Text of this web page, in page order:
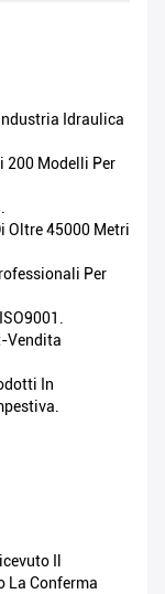
Idraulica
200 Modelli Per
Oltre 45000 Metri
Per
Vendita
In
Il
La Conferma